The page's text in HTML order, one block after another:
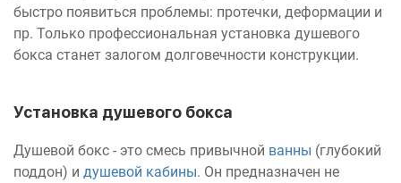
быстро появиться проблемы: протечки, деформации и
пр. Только профессиональная установка душевого
бокса станет залогом долговечности конструкции.
Установка душевого бокса
Душевой бокс - это смесь привычной ванны (глубокий
поддон) и душевой кабины. Он предназначен не